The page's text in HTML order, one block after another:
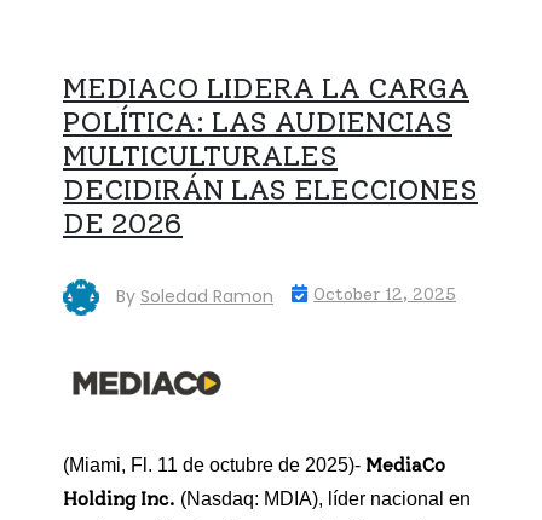
MEDIACO LIDERA LA CARGA
POLÍTICA: LAS AUDIENCIAS
MULTICULTURALES
DECIDIRÁN LAS ELECCIONES
DE 2026
By Soledad Ramon October 12, 2025
(Miami, Fl. 11 de octubre de 2025)- MediaCo
Holding Inc. (Nasdaq: MDIA), líder nacional en